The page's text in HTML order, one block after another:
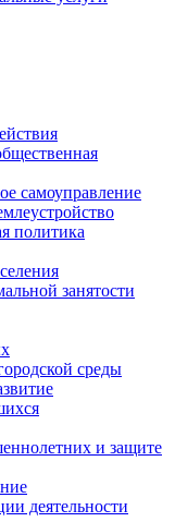
самоуправление
политика
занятости
среды
и защите
деятельности